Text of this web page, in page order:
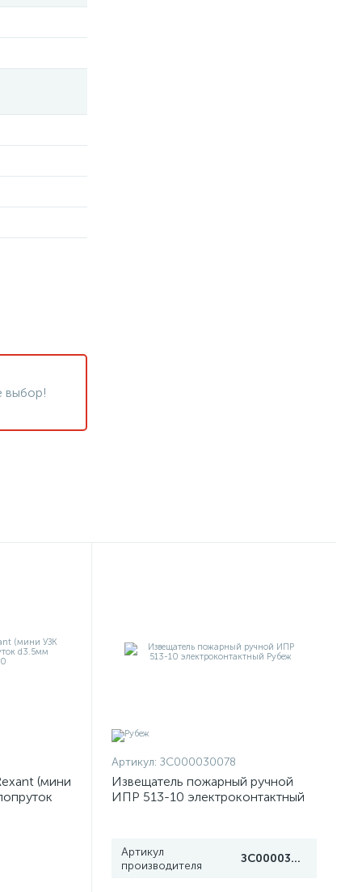
выбор!
(мини
Артикул: ЗС000030078
Извещатель пожарный ручной
ИПР 513-10 электроконтактный
Артикул
производителя
ЗС000030078